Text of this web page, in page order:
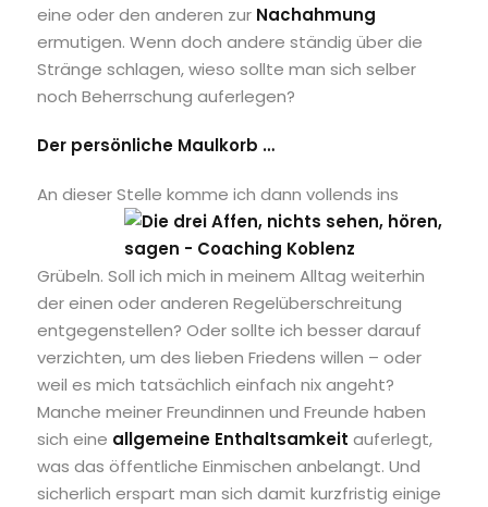
eine oder den anderen zur Nachahmung
ermutigen. Wenn doch andere ständig über die
Stränge schlagen, wieso sollte man sich selber
noch Beherrschung auferlegen?
Der persönliche Maulkorb …
An dieser Stelle komme ich dann vollends ins
Grübeln. Soll ich mich in meinem Alltag weiterhin
der einen oder anderen Regelüberschreitung
entgegenstellen? Oder sollte ich besser darauf
verzichten, um des lieben Friedens willen – oder
weil es mich tatsächlich einfach nix angeht?
Manche meiner Freundinnen und Freunde haben
sich eine allgemeine Enthaltsamkeit auferlegt,
was das öffentliche Einmischen anbelangt. Und
sicherlich erspart man sich damit kurzfristig einige